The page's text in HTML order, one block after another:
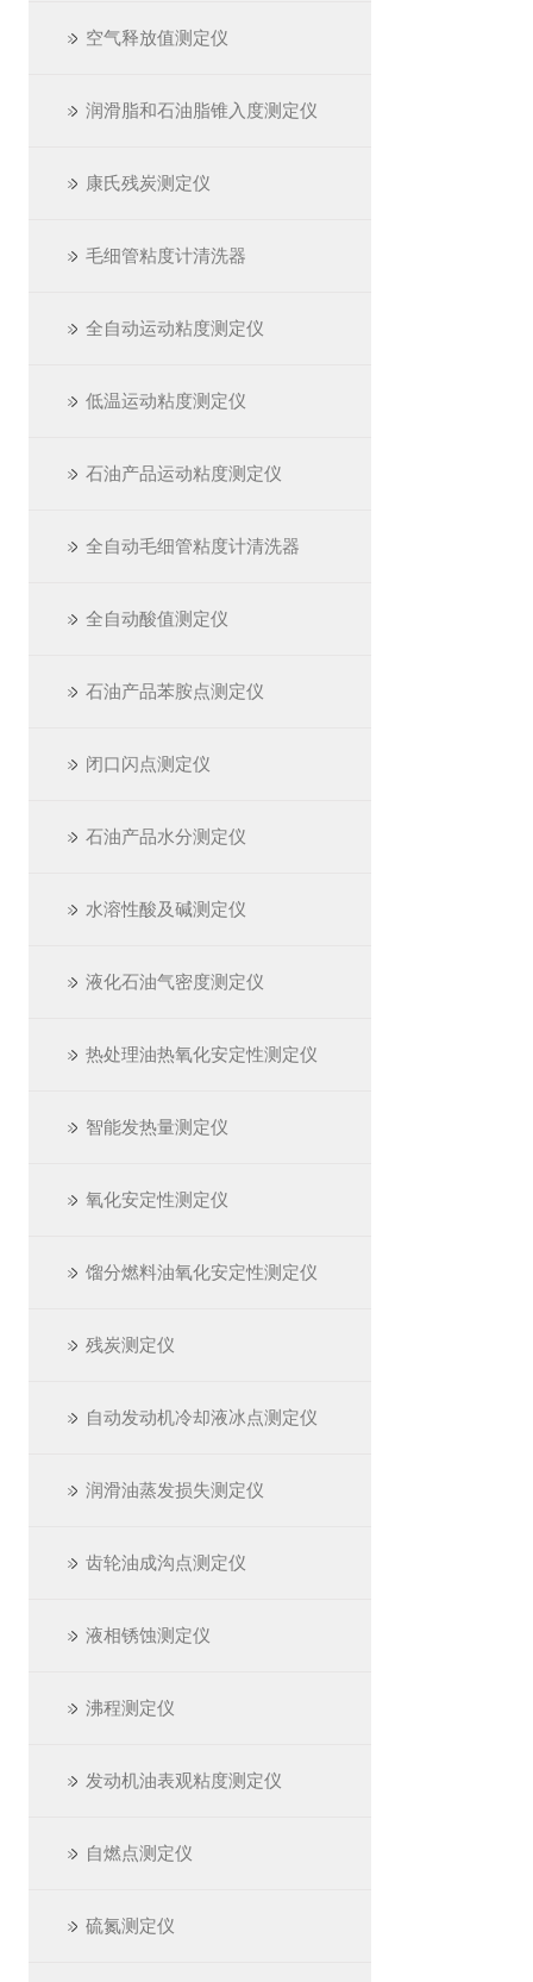
空气释放值测定仪
润滑脂和石油脂锥入度测定仪
康氏残炭测定仪
毛细管粘度计清洗器
全自动运动粘度测定仪
低温运动粘度测定仪
石油产品运动粘度测定仪
全自动毛细管粘度计清洗器
全自动酸值测定仪
石油产品苯胺点测定仪
闭口闪点测定仪
石油产品水分测定仪
水溶性酸及碱测定仪
液化石油气密度测定仪
热处理油热氧化安定性测定仪
智能发热量测定仪
氧化安定性测定仪
馏分燃料油氧化安定性测定仪
残炭测定仪
自动发动机冷却液冰点测定仪
润滑油蒸发损失测定仪
齿轮油成沟点测定仪
液相锈蚀测定仪
沸程测定仪
发动机油表观粘度测定仪
自燃点测定仪
硫氮测定仪